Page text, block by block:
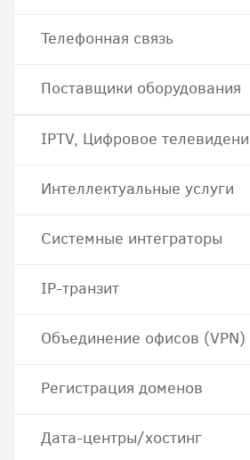
Телефонная связь
Поставщики оборудования
IPTV, Цифровое
Интеллектуальные услуги
Системные интеграторы
IP-транзит
Объединение офисов (VPN)
Регистрация доменов
Дата-центры/хостинг